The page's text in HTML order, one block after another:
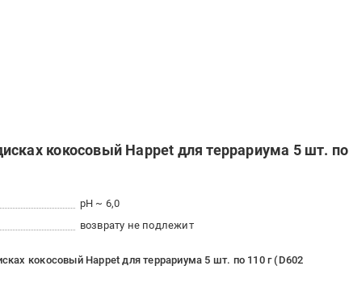
кокосовый Happet для террариума 5 шт. по
pH ~ 6,0
возврату не подлежит
кокосовый Happet для террариума 5 шт. по 110 г (D602